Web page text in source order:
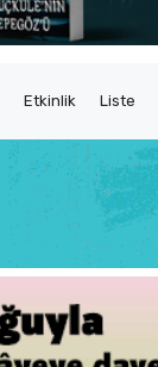
Etkinlik Liste